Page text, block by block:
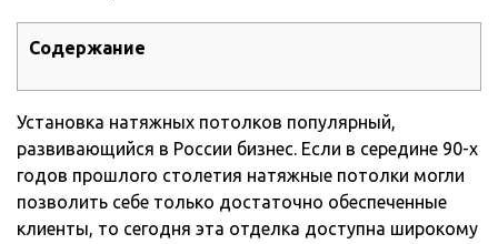
Содержание
Установка натяжных потолков популярный,
развивающийся в России бизнес. Если в середине 90-х
годов прошлого столетия натяжные потолки могли
позволить себе только достаточно обеспеченные
клиенты, то сегодня эта отделка доступна широкому